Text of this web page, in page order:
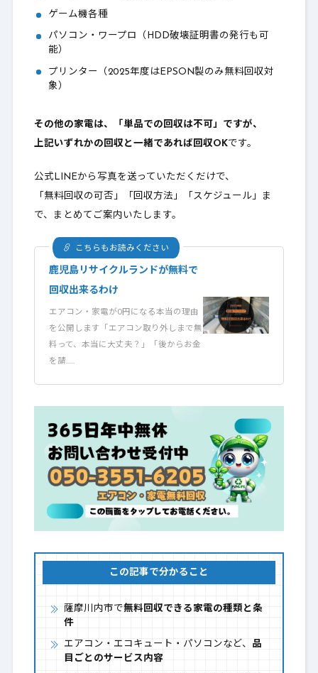
ゲーム機各種
パソコン・ワープロ（HDD破壊証明書の発行も可
能）
プリンター（2025年度はEPSON製のみ無料回収対
象）
その他の家電は、「単品での回収は不可」ですが、
上記いずれかの回収と一緒であれば回収OKです。
公式LINEから写真を送っていただくだけで、
「無料回収の可否」「回収方法」「スケジュール」ま
で、まとめてご案内いたします。
こちらもお読みください
鹿児島リサイクルランドが無料で
回収出来るわけ
エアコン・家電が0円になる本当の理由
を公開します「エアコン取り外しまで無
料って、本当に大丈夫？」「後からお金
を請……
この記事で分かること
薩摩川内市で無料回収できる家電の種類と条
件
エアコン・エコキュート・パソコンなど、 品
目ごとのサービス内容